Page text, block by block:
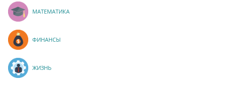
МАТЕМАТИКА
ФИНАНСЫ
ЖИЗНЬ